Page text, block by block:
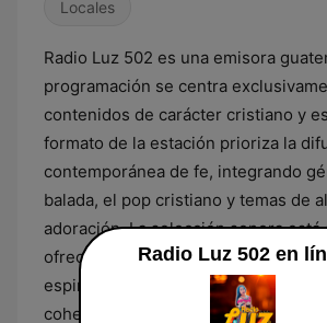
Locales
Radio Luz 502 es una emisora
programación se centra
contenidos de carácter cristiano y
formato de la estación prioriza la
contemporánea de fe, integrando
balada, el pop cristiano y temas de
adoración. La selección sonora está
ofrecer un entorno de reflexión y
espiritual, manteniendo una línea
coherente con los valores religiosos
Radio Luz 502 en